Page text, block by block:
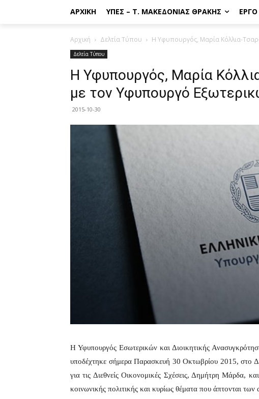
ΑΡΧΙΚΉ ΥΠΕΣ – Τ. ΜΑΚΕΔΟΝΊΑΣ ΘΡΆΚΗΣ ΈΡΓΟ
Αρχική Δελτία Τύπου Η Υφυπουργός, Μαρία Κόλλια-
Δελτία Τύπου
Η Υφυπουργός, Μαρία
με τον Υφυπουργό
2015-10-30
Η Υφυπουργός Εσωτερικών και Διοικητικής
υποδέχτηκε σήμερα Παρασκευή 30 Οκτωβρίου 2015, στο
για τις Διεθνείς Οικονομικές Σχέσεις, Δημήτρη Μάρδα,
κοινωνικής πολιτικής και κυρίως θέματα που άπτονται των